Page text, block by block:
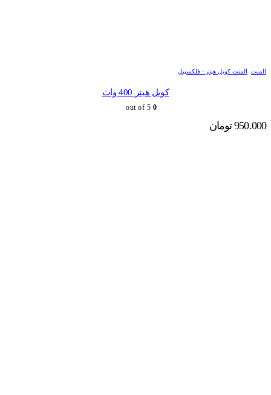
المنت, المنت کویل هیتر - فلکسیبل
کویل هیتر 400 وات
0
950.000 تومان